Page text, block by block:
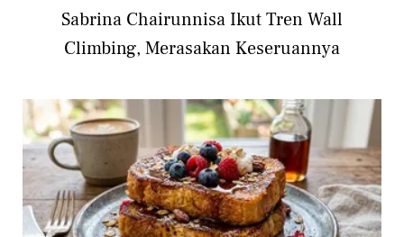
Sabrina Chairunnisa Ikut Tren Wall
Climbing, Merasakan Keseruannya